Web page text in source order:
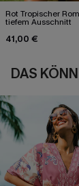
Rot Tropischer
tiefem Ausschnitt
41,00 €
DAS